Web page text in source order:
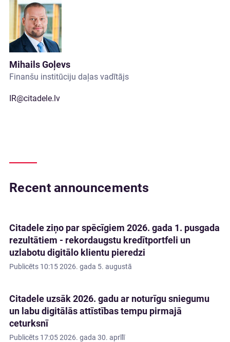
Mihails Goļevs
Finanšu institūciju daļas vadītājs
IR@citadele.lv
Recent announcements
Citadele ziņo par spēcīgiem 2026. gada 1. pusgada
rezultātiem - rekordaugstu kredītportfeli un
uzlabotu digitālo klientu pieredzi
Publicēts 10:15 2026. gada 5. augustā
Citadele uzsāk 2026. gadu ar noturīgu sniegumu
un labu digitālās attīstības tempu pirmajā
ceturksnī
Publicēts 17:05 2026. gada 30. aprīlī